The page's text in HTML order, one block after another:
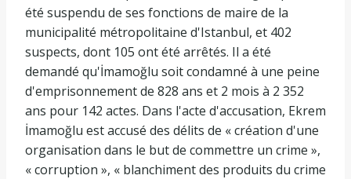
été suspendu de ses fonctions de maire de la
municipalité métropolitaine d'Istanbul, et 402
suspects, dont 105 ont été arrêtés. Il a été
demandé qu'İmamoğlu soit condamné à une peine
d'emprisonnement de 828 ans et 2 mois à 2 352
ans pour 142 actes. Dans l'acte d'accusation, Ekrem
İmamoğlu est accusé des délits de « création d'une
organisation dans le but de commettre un crime »,
« corruption », « blanchiment des produits du crime